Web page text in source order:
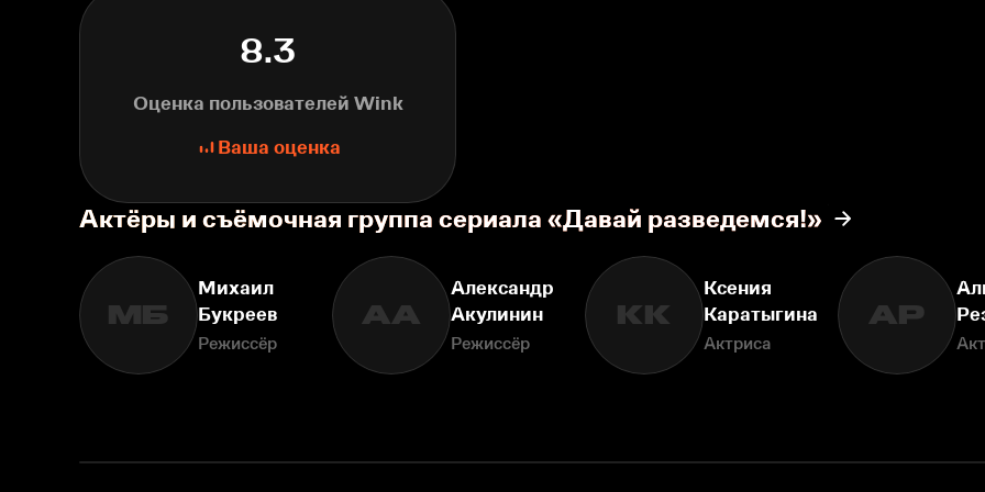
8.3
Оценка пользователей Wink
Ваша оценка
Актёры и съёмочная группа сериала «Давай разведемся!»
МБ
Михаил
Букреев
Режиссёр
АА
Александр
Акулинин
Режиссёр
КК
Ксения
Каратыгина
Актриса
АР